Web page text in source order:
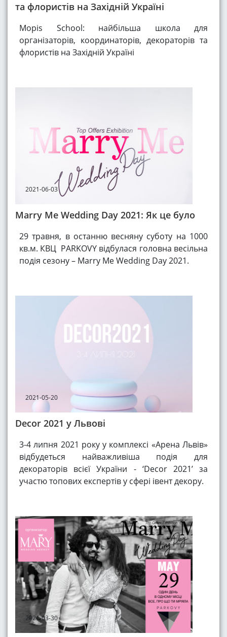
та флористів на Західній Україні
Mopis School: найбільша школа для
організаторів, координаторів, декораторів та
флористів на Західній Україні
2021-06-03
Marry Me Wedding Day 2021: Як це було
29 травня, в останню весняну суботу на 1000
кв.м. КВЦ PARKOVY відбулася головна весільна
подія сезону – Marry Me Wedding Day 2021.
2021-05-20
Decor 2021 у Львові
3-4 липня 2021 року у комплексі «Арена Львів»
відбудеться найважливіша подія для
декораторів всієї України - ‘Decor 2021’ за
участю топових експертів у сфері івент декору.
2021-03-30